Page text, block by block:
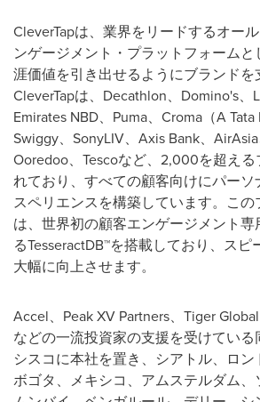
CleverTapは、業界をリードするオー
ンゲージメント・プラットフォーム
涯価値を引き出せるようにブランドを
CleverTapは、Decathlon、Domino's、
Emirates NBD、Puma、Croma（A Tata
Swiggy、SonyLIV、Axis Bank、AirAsia
Ooredoo、Tescoなど、2,000を超え
れており、すべての顧客向けにパーソ
スペリエンスを構築しています。こ
は、世界初の顧客エンゲージメント
るTesseractDB™を搭載しており、ス
大幅に向上させます。
Accel、Peak XV Partners、Tiger
などの一流投資家の支援を受けてい
シスコに本社を置き、シアトル、ロン
ボゴタ、メキシコ、アムステルダム、